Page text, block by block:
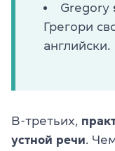
Gregory
Грегори
английски.
В-третьих,
устной речи .